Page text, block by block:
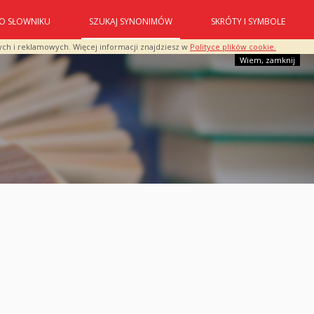
i reklamowych. Więcej informacji znajdziesz w Polityce plików cookie.
Wiem, zamknij
O SŁOWNIKU SZUKAJ SYNONIMÓW SKRÓTY I SYMBOLE